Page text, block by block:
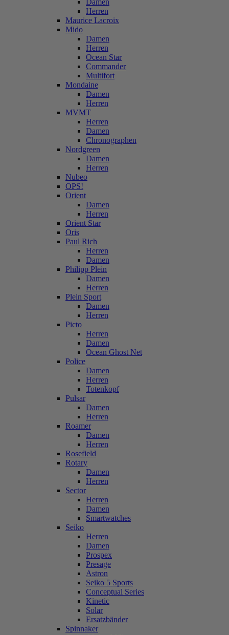
Damen
Herren
Maurice Lacroix
Mido
Damen
Herren
Ocean Star
Commander
Multifort
Mondaine
Damen
Herren
MVMT
Herren
Damen
Chronographen
Nordgreen
Damen
Herren
Nubeo
OPS!
Orient
Damen
Herren
Orient Star
Oris
Paul Rich
Herren
Damen
Philipp Plein
Damen
Herren
Plein Sport
Damen
Herren
Picto
Herren
Damen
Ocean Ghost Net
Police
Damen
Herren
Totenkopf
Pulsar
Damen
Herren
Roamer
Damen
Herren
Rosefield
Rotary
Damen
Herren
Sector
Herren
Damen
Smartwatches
Seiko
Herren
Damen
Prospex
Presage
Astron
Seiko 5 Sports
Conceptual Series
Kinetic
Solar
Ersatzbänder
Spinnaker